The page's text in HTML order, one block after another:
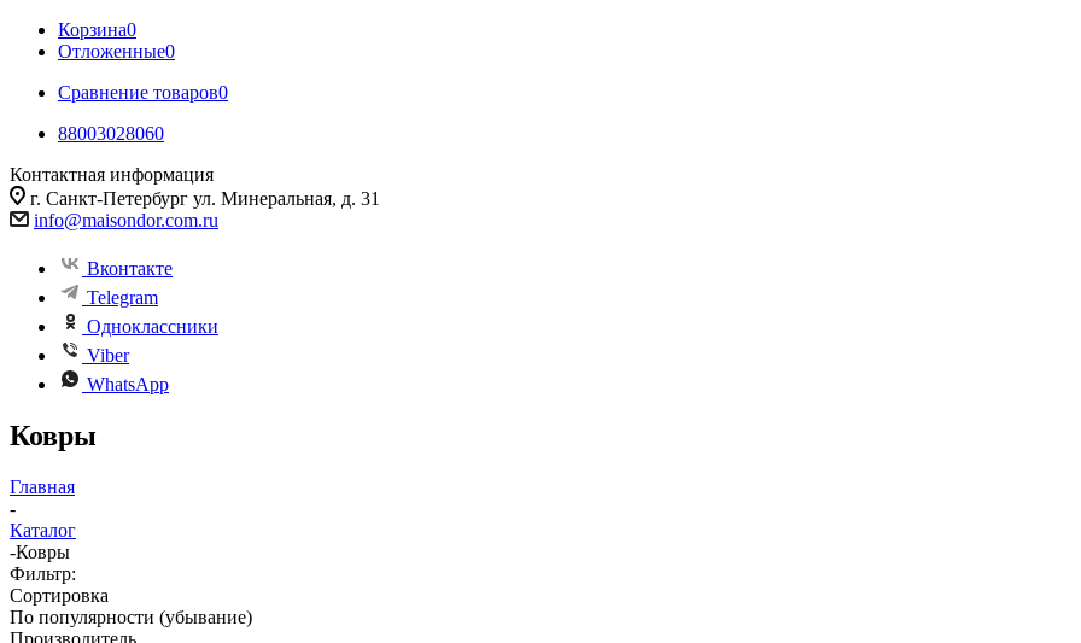
Корзина0
Отложенные0
Сравнение товаров0
88003028060
Контактная информация
г. Санкт-Петербург ул. Минеральная, д. 31
info@maisondor.com.ru
Вконтакте
Telegram
Одноклассники
Viber
WhatsApp
Ковры
Главная
-
Каталог
-Ковры
Фильтр:
Сортировка
По популярности (убывание)
Производитель